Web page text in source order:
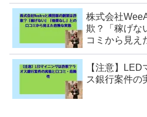
株式会社
欺？「稼げな
コミから見え
【注意】
ス銀行案件の